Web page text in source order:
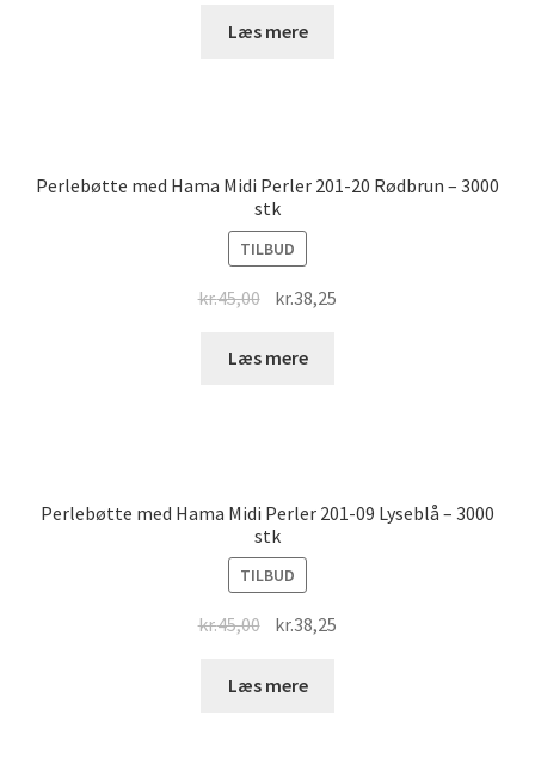
was:
Læs mere
Perlebøtte med Hama Midi Perler 201-20 Rødbrun – 3000
stk
TILBUD
kr.45,00 Original
was:
kr.38,25
Læs mere
Perlebøtte med Hama Midi Perler 201-09 Lyseblå – 3000
stk
TILBUD
kr.45,00 Original
was:
kr.38,25
Læs mere